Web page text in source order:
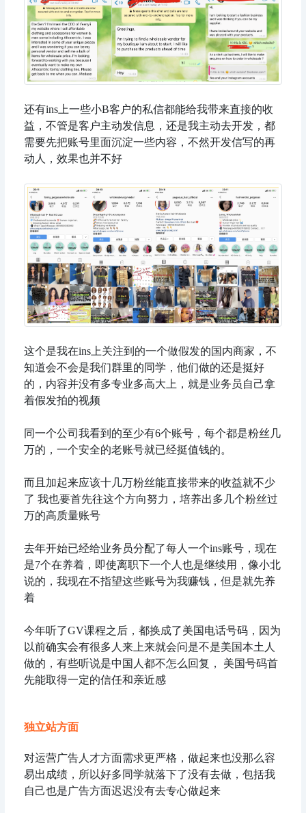
还有ins上一些小B客户的私信都能给我带来直接的收
益，不管是客户主动发信息，还是我主动去开发，都
需要先把账号里面沉淀一些内容，不然开发信写的再
动人，效果也并不好
这个是我在ins上关注到的一个做假发的国内商家，不
知道会不会是我们群里的同学，他们做的还是挺好
的，内容并没有多专业多高大上，就是业务员自己拿
着假发拍的视频
同一个公司我看到的至少有6个账号，每个都是粉丝几
万的，一个安全的老账号就已经挺值钱的。
而且加起来应该十几万粉丝能直接带来的收益就不少
了 我也要首先往这个方向努力，培养出多几个粉丝过
万的高质量账号
去年开始已经给业务员分配了每人一个ins账号，现在
是7个在养着，即使离职下一个人也是继续用，像小北
说的，我现在不指望这些账号为我赚钱，但是就先养
着
今年听了GV课程之后，都换成了美国电话号码，因为
以前确实会有很多人来上来就会问是不是美国本土人
做的，有些听说是中国人都不怎么回复， 美国号码首
先能取得一定的信任和亲近感
独立站方面
对运营广告人才方面需求更严格，做起来也没那么容
易出成绩，所以好多同学就落下了没有去做，包括我
自己也是广告方面迟迟没有去专心做起来